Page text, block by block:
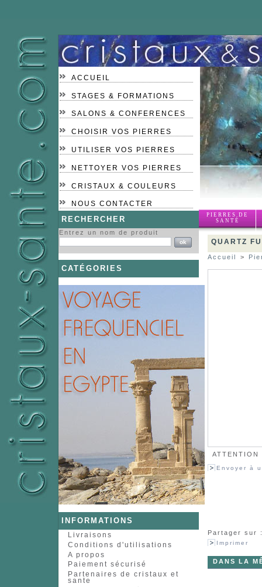
ACCUEIL
STAGES & FORMATIONS
SALONS & CONFERENCES
CHOISIR VOS PIERRES
UTILISER VOS PIERRES
NETTOYER VOS PIERRES
CRISTAUX & COULEURS
NOUS CONTACTER
PIERRES DE
SANTÉ
RECHERCHER
Entrez un nom de produit
CATÉGORIES
INFORMATIONS
Livraisons
Conditions d'utilisations
A propos
Paiement sécurisé
Partenaires de cristaux et
sante
QUARTZ
Accueil >
Envoyer à
Partager sur
Imprimer
DANS LA